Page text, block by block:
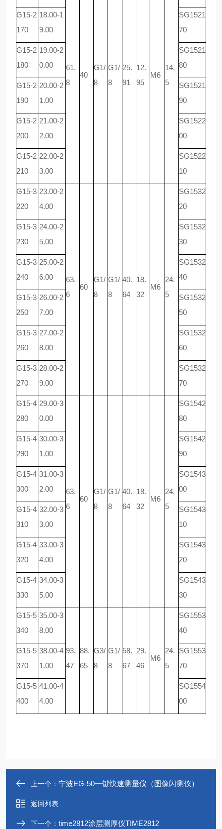
61.
8
40
G1/
8
G1/
8
25.
91
12.
95
M6
14.
5
G15-2
170
18.00-1
9.00
SG1521
70
G15-2
180
19.00-2
0.00
SG1521
80
G15-2
190
20.00-2
1.00
SG1521
90
G15-2
200
21.00-2
2.00
SG1522
00
G15-2
210
22.00-2
3.00
SG1522
10
G15-3
220
23.00-2
4.00
63.
6
60
G1/
8
G1/
8
40.
64
18.
32
M6
24.
5
SG1532
20
G15-3
230
24.00-2
5.00
SG1532
30
G15-3
240
25.00-2
6.00
SG1532
40
G15-3
250
26.00-2
7.00
SG1532
50
G15-3
260
27.00-2
8.00
SG1532
60
G15-3
270
28.00-2
9.00
SG1532
70
G15-4
280
29.00-3
0.00
63.
6
60
G1/
8
G1/
8
40.
64
18.
32
M6
24.
5
SG1542
80
G15-4
290
30.00-3
1.00
SG1542
90
G15-4
300
31.00-3
2.00
SG1543
00
G15-4
310
32.00-3
3.00
SG1543
10
G15-4
320
33.00-3
4.00
SG1543
20
G15-4
330
34.00-3
5.00
SG1543
30
G15-5
340
35.00-3
8.00
93.
47
88.
65
G3/
8
G1/
8
58.
67
29.
46
M6
24.
5
SG1553
40
G15-5
370
38.00-4
1.00
SG1553
70
G15-5
400
41.00-4
4.00
SG1554
00
上一个： 宁波EG-50一键快速测量仪（图像闪测仪）
返回列表
下一个： time2812涂层测厚仪TIME2812